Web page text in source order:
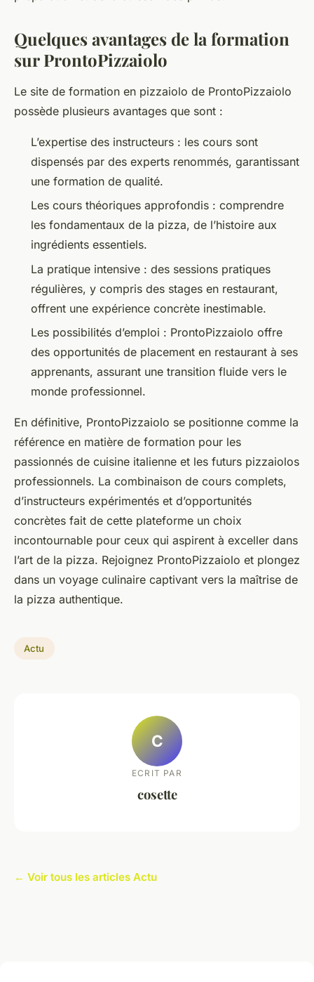
Quelques avantages de la formation
sur ProntoPizzaiolo
Le site de formation en pizzaiolo de ProntoPizzaiolo
possède plusieurs avantages que sont :
L’expertise des instructeurs : les cours sont
dispensés par des experts renommés, garantissant
une formation de qualité.
Les cours théoriques approfondis : comprendre
les fondamentaux de la pizza, de l’histoire aux
ingrédients essentiels.
La pratique intensive : des sessions pratiques
régulières, y compris des stages en restaurant,
offrent une expérience concrète inestimable.
Les possibilités d’emploi : ProntoPizzaiolo offre
des opportunités de placement en restaurant à ses
apprenants, assurant une transition fluide vers le
monde professionnel.
En définitive, ProntoPizzaiolo se positionne comme la
référence en matière de formation pour les
passionnés de cuisine italienne et les futurs pizzaiolos
professionnels. La combinaison de cours complets,
d’instructeurs expérimentés et d’opportunités
concrètes fait de cette plateforme un choix
incontournable pour ceux qui aspirent à exceller dans
l’art de la pizza. Rejoignez ProntoPizzaiolo et plongez
dans un voyage culinaire captivant vers la maîtrise de
la pizza authentique.
Actu
C
ECRIT PAR
cosette
← Voir tous les articles Actu